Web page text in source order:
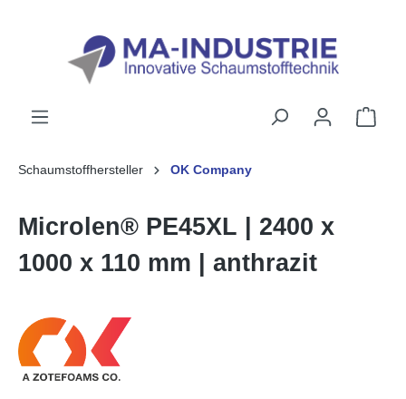
Schaumstoffhersteller OK Company
Microlen® PE45XL | 2400 x
1000 x 110 mm | anthrazit